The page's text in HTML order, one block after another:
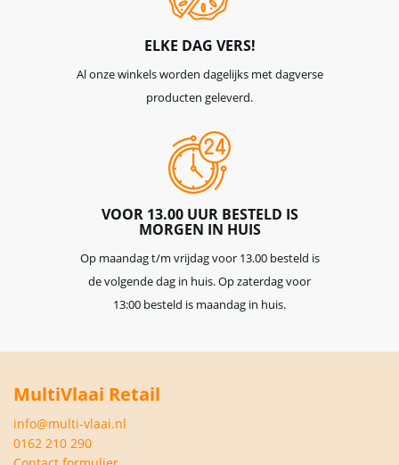
ELKE DAG VERS!
Al onze winkels worden dagelijks met dagverse
producten geleverd.
VOOR 13.00 UUR BESTELD IS
MORGEN IN HUIS
Op maandag t/m vrijdag voor 13.00 besteld is
de volgende dag in huis. Op zaterdag voor
13:00 besteld is maandag in huis.
MultiVlaai Retail
info@multi-vlaai.nl
0162 210 290